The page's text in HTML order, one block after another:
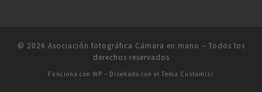
© 2026 Asociación fotográfica Cámara en mano – Todos los
derechos reservados
Funciona con WP – Diseñado con el Tema Customizr